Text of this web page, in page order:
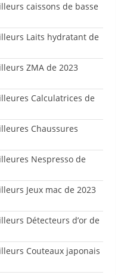
caissons de basse
Laits hydratant de
ZMA de 2023
Calculatrices de
Chaussures
Nespresso de
Jeux mac de 2023
Détecteurs d’or de
Couteaux japonais